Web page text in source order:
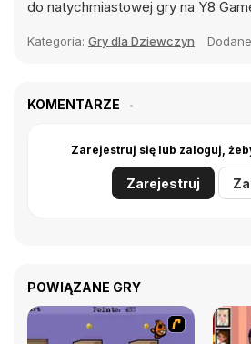
do natychmiastowej gry na Y8
Kategoria: Gry dla Dziewczyn
KOMENTARZE
Zarejestruj się lub zaloguj,
Zarejestruj
POWIĄZANE GRY